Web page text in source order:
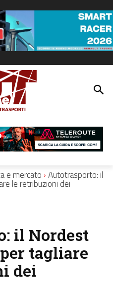
e mercato Autotrasporto: il
le retribuzioni dei
il Nordest
tagliare
dei